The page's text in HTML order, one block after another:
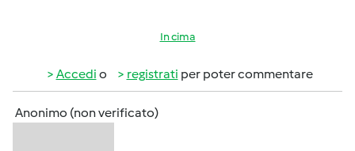
In cima
Accedi o registrati per poter commentare
Anonimo (non verificato)